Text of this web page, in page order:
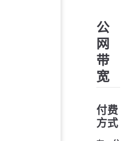
公
网
带
宽
付费
方式